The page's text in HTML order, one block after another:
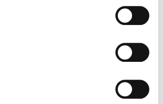
despesa a Alemanya, han